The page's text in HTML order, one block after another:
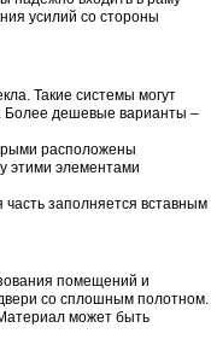
усилий со стороны
Такие системы могут
Более дешевые варианты –
расположены
этими элементами
заполняется вставным
помещений и
со сплошным полотном.
может быть